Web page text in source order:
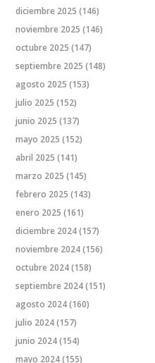
diciembre 2025 (146)
noviembre 2025 (146)
octubre 2025 (147)
septiembre 2025 (148)
agosto 2025 (153)
julio 2025 (152)
junio 2025 (137)
mayo 2025 (152)
abril 2025 (141)
marzo 2025 (145)
febrero 2025 (143)
enero 2025 (161)
diciembre 2024(157)
noviembre 2024(156)
octubre 2024(158)
septiembre 2024(151)
agosto 2024(160)
julio 2024(157)
junio 2024(154)
mayo 2024(155)